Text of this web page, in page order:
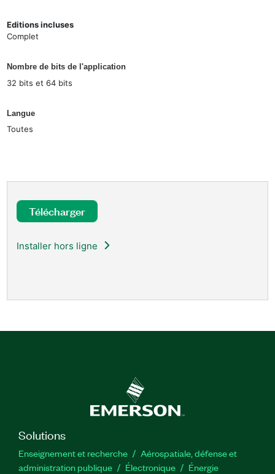
Editions incluses
Complet
Nombre de bits de l'application
32 bits et 64 bits
Langue
Toutes
Télécharger
Installer hors ligne
Solutions
Enseignement et recherche
Aérospatiale, défense et
administration publique
Électronique
Énergie​